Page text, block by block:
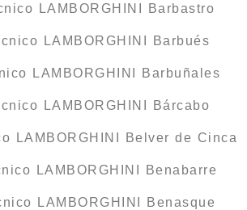
LAMBORGHINI Barbastro
LAMBORGHINI Barbués
LAMBORGHINI Barbuñales
LAMBORGHINI Bárcabo
LAMBORGHINI Belver de Cinca
LAMBORGHINI Benabarre
LAMBORGHINI Benasque